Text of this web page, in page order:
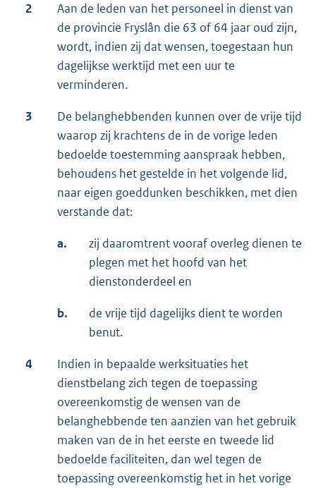
2
Aan de leden van het personeel in dienst van
de provincie Fryslân die 63 of 64 jaar oud zijn,
wordt, indien zij dat wensen, toegestaan hun
dagelijkse werktijd met een uur te
verminderen.
3
De belanghebbenden kunnen over de vrije tijd
waarop zij krachtens de in de vorige leden
bedoelde toestemming aanspraak hebben,
behoudens het gestelde in het volgende lid,
naar eigen goeddunken beschikken, met dien
verstande dat:
a.
zij daaromtrent vooraf overleg dienen te
plegen met het hoofd van het
dienstonderdeel en
b.
de vrije tijd dagelijks dient te worden
benut.
4
Indien in bepaalde werksituaties het
dienstbelang zich tegen de toepassing
overeenkomstig de wensen van de
belanghebbende ten aanzien van het gebruik
maken van de in het eerste en tweede lid
bedoelde faciliteiten, dan wel tegen de
toepassing overeenkomstig het in het vorige